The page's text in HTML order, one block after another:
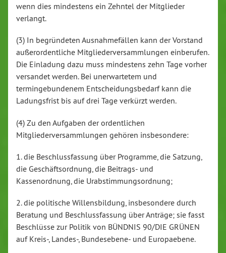
wenn dies mindestens ein Zehntel der Mitglieder
verlangt.
(3) In begründeten Ausnahmefällen kann der Vorstand
außerordentliche Mitgliederversammlungen einberufen.
Die Einladung dazu muss mindestens zehn Tage vorher
versandet werden. Bei unerwartetem und
termingebundenem Entscheidungsbedarf kann die
Ladungsfrist bis auf drei Tage verkürzt werden.
(4) Zu den Aufgaben der ordentlichen
Mitgliederversammlungen gehören insbesondere:
1. die Beschlussfassung über Programme, die Satzung,
die Geschäftsordnung, die Beitrags- und
Kassenordnung, die Urabstimmungsordnung;
2. die politische Willensbildung, insbesondere durch
Beratung und Beschlussfassung über Anträge; sie fasst
Beschlüsse zur Politik von BÜNDNIS 90/DIE GRÜNEN
auf Kreis-, Landes-, Bundesebene- und Europaebene.